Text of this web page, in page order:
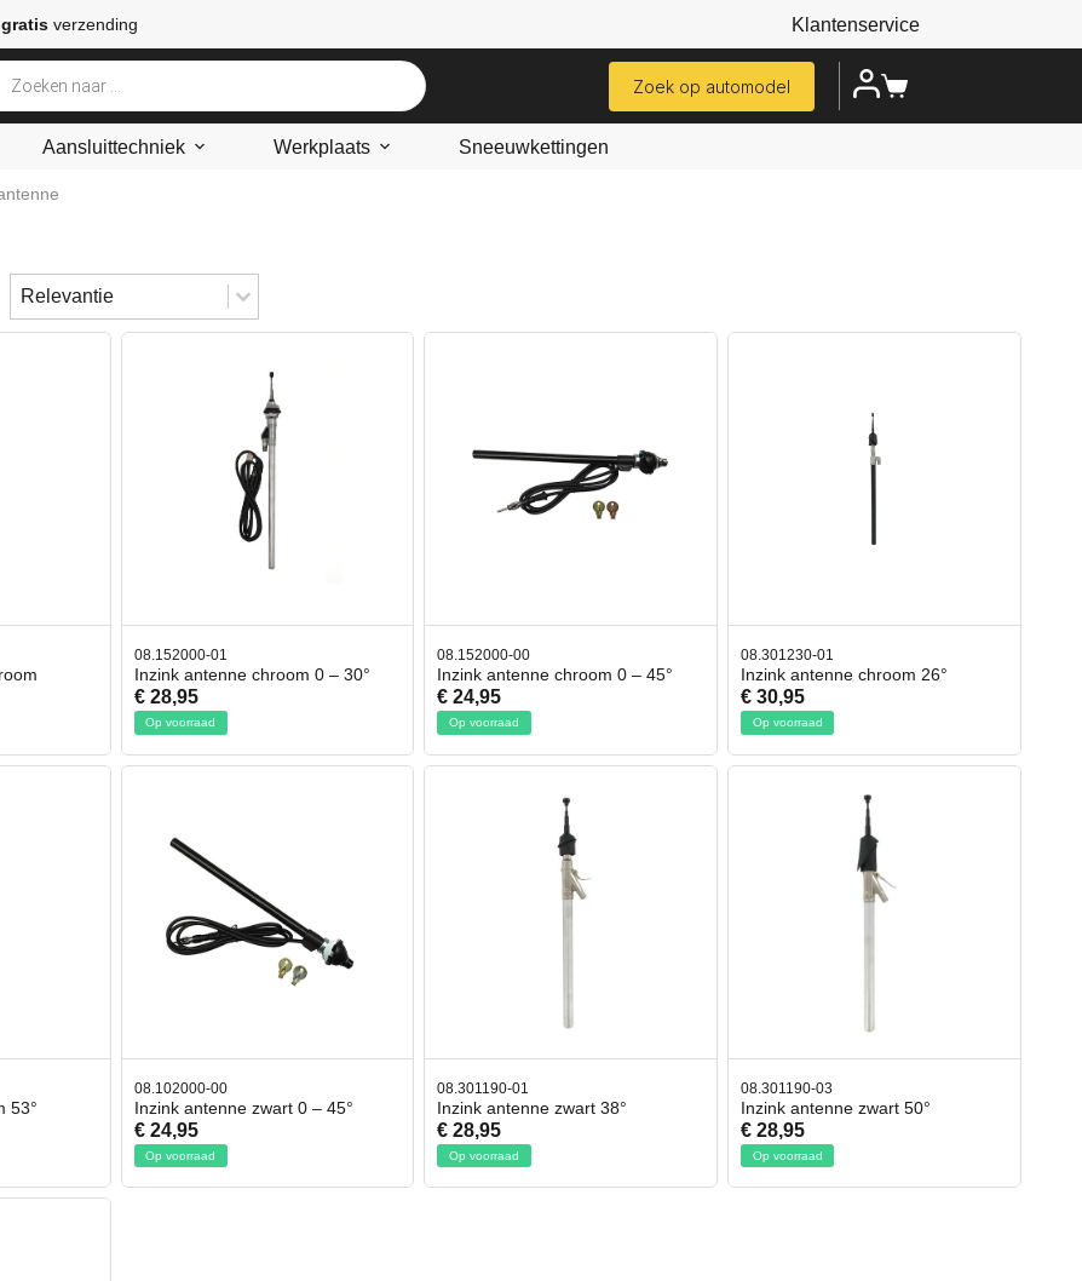
verzending Klantenservice
Zoek op automodel
Aansluittechniek Werkplaats Sneeuwkettingen
Sorteren
Sort content
Sort content
08.152000-01
Inzink antenne chroom 0 – 30°
€ 28,95
Op voorraad
08.152000-00
Inzink antenne chroom 0 – 45°
€ 24,95
Op voorraad
08.301230-01
Inzink antenne chroom 26°
€ 30,95
Op voorraad
53°
08.102000-00
Inzink antenne zwart 0 – 45°
€ 24,95
Op voorraad
08.301190-01
Inzink antenne zwart 38°
€ 28,95
Op voorraad
08.301190-03
Inzink antenne zwart 50°
€ 28,95
Op voorraad